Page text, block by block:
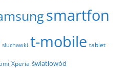
smartfon
słuchawki t-mobile tablet
Xperia światłowód